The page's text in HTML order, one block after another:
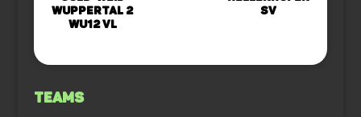
Wuppertal 2
wU12 VL
SV
Teams